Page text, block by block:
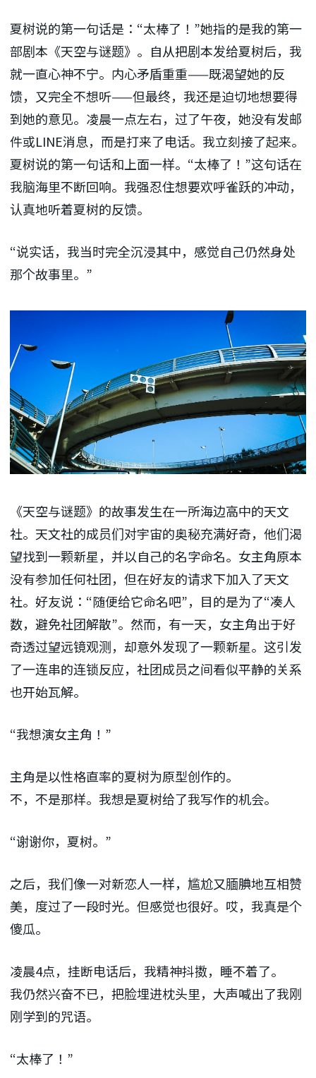
夏树说的第一句话是：“太棒了！”她指的是我的第一
部剧本《天空与谜题》。自从把剧本发给夏树后，我
就一直心神不宁。内心矛盾重重——既渴望她的反
馈，又完全不想听——但最终，我还是迫切地想要得
到她的意见。凌晨一点左右，过了午夜，她没有发邮
件或LINE消息，而是打来了电话。我立刻接了起来。
夏树说的第一句话和上面一样。“太棒了！”这句话在
我脑海里不断回响。我强忍住想要欢呼雀跃的冲动，
认真地听着夏树的反馈。
“说实话，我当时完全沉浸其中，感觉自己仍然身处
那个故事里。”
《天空与谜题》的故事发生在一所海边高中的天文
社。天文社的成员们对宇宙的奥秘充满好奇，他们渴
望找到一颗新星，并以自己的名字命名。女主角原本
没有参加任何社团，但在好友的请求下加入了天文
社。好友说：“随便给它命名吧”，目的是为了“凑人
数，避免社团解散”。然而，有一天，女主角出于好
奇透过望远镜观测，却意外发现了一颗新星。这引发
了一连串的连锁反应，社团成员之间看似平静的关系
也开始瓦解。
“我想演女主角！”
主角是以性格直率的夏树为原型创作的。
不，不是那样。我想是夏树给了我写作的机会。
“谢谢你，夏树。”
之后，我们像一对新恋人一样，尴尬又腼腆地互相赞
美，度过了一段时光。但感觉也很好。哎，我真是个
傻瓜。
凌晨4点，挂断电话后，我精神抖擞，睡不着了。
我仍然兴奋不已，把脸埋进枕头里，大声喊出了我刚
刚学到的咒语。
“太棒了！”